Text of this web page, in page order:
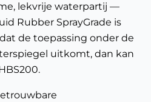
lekvrije waterpartij —
Rubber SprayGrade is
de toepassing onder de
uitkomt, dan kan